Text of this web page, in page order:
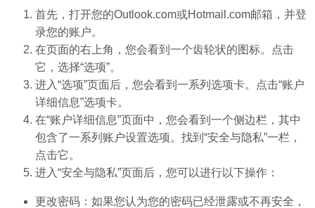
首先，打开您的Outlook.com或Hotmail.com邮箱，并登
录您的账户。
在页面的右上角，您会看到一个齿轮状的图标。点击
它，选择“选项”。
进入“选项”页面后，您会看到一系列选项卡。点击“账户
详细信息”选项卡。
在“账户详细信息”页面中，您会看到一个侧边栏，其中
包含了一系列账户设置选项。找到“安全与隐私”一栏，
点击它。
进入“安全与隐私”页面后，您可以进行以下操作：
更改密码：如果您认为您的密码已经泄露或不再安全，